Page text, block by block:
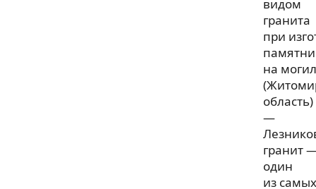
видом
гранита
при
на
область)
—
гранит
один
из самых